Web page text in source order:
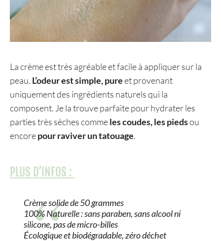
La crème est très agréable et facile à appliquer sur la
peau. L’odeur est simple, pureet provenant
uniquement des ingrédients naturels qui la
composent. Je la trouve parfaite pour hydrater les
parties très sèches commeles coudes, les piedsou
encorepour raviver un tatouage.
PLUS D’INFOS :
Crème solide de 50 grammes
100% Naturelle : sans paraben, sans alcool ni
silicone, pas de micro-billes
Écologique et biodégradable, zéro déchet